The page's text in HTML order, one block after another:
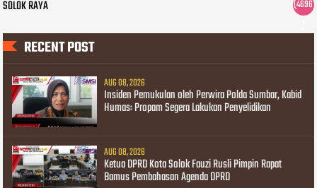
SOLOK RAYA
(4696
RECENT POST
AUG 08, 2026
Insiden Pemukulan oleh Perwira Polda Sumbar, Kabid
Humas: Propam Segera Lakukan Penyelidikan
AUG 08, 2026
Ketua DPRD Kota Solok Fauzi Rusli Pimpin Rapat
Bamus Pembahasan Agenda DPRD